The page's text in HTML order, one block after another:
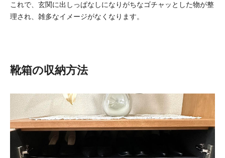
これで、玄関に出しっぱなしになりがちなゴチャッとした物が整
理され、雑多なイメージがなくなります。
靴箱の収納方法